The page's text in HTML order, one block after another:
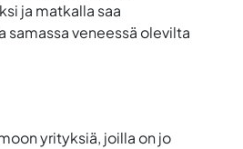
ja matkalla saa
samassa veneessä olevilta
yrityksiä, joilla on jo